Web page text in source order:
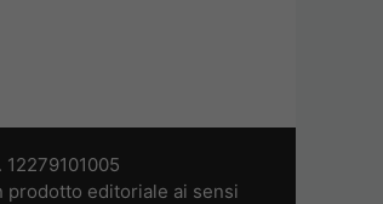
prodotto editoriale ai sensi